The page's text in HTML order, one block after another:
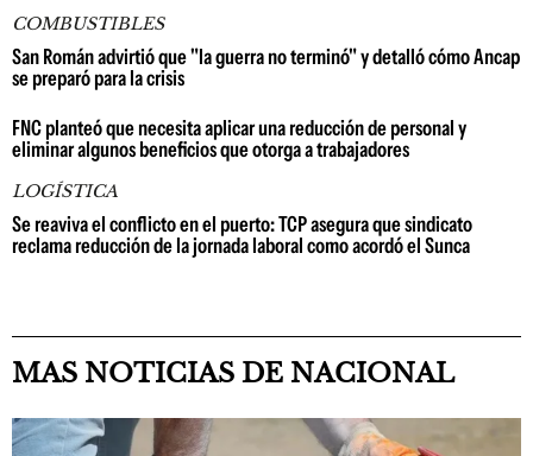
COMBUSTIBLES
San Román advirtió que "la guerra no terminó" y detalló cómo Ancap
se preparó para la crisis
FNC planteó que necesita aplicar una reducción de personal y
eliminar algunos beneficios que otorga a trabajadores
LOGÍSTICA
Se reaviva el conflicto en el puerto: TCP asegura que sindicato
reclama reducción de la jornada laboral como acordó el Sunca
MAS NOTICIAS DE NACIONAL